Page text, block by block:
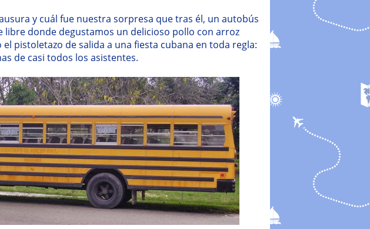
y cuál fue nuestra sorpresa que tras él, un autobús
donde degustamos un delicioso pollo con arroz
pistoletazo de salida a una fiesta cubana en toda regla:
de casi todos los asistentes.